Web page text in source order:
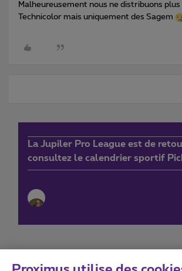
Malheureusement nous ne distribuons plus
Technicolor mais uniquement des Sagem
La Jupiler Pro League est de
consultez le calendrier sportif